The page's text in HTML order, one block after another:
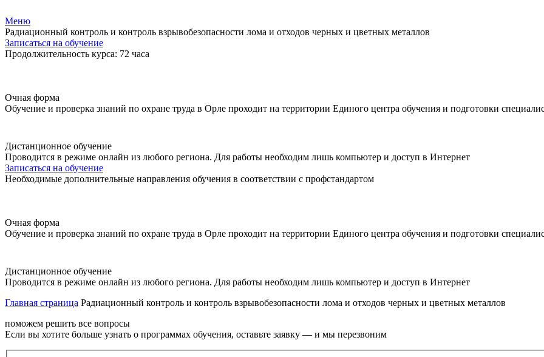
Меню
Радиационный контроль и контроль взрывобезопасности лома и отходов черных и цветных металлов
Записаться на обучение
Продолжительность курса: 72 часа
Очная форма
Обучение и проверка знаний по охране труда в Орле проходит на территории Единого центра обучения и подготовки
Дистанционное обучение
Проводится в режиме онлайн из любого региона. Для работы необходим лишь компьютер и доступ в Интернет
Записаться на обучение
Необходимые дополнительные направления обучения в соответствии с профстандартом
Очная форма
Обучение и проверка знаний по охране труда в Орле проходит на территории Единого центра обучения и подготовки
Дистанционное обучение
Проводится в режиме онлайн из любого региона. Для работы необходим лишь компьютер и доступ в Интернет
Главная страница Радиационный контроль и контроль взрывобезопасности лома и отходов черных и цветных металлов
поможем решить все вопросы
Если вы хотите больше узнать о программах обучения, оставьте заявку — и мы перезвоним